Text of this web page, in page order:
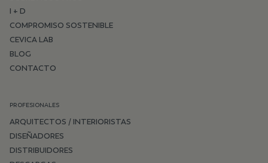
I + D
COMPROMISO SOSTENIBLE
CEVICA LAB
BLOG
CONTACTO
PROFESIONALES
ARQUITECTOS / INTERIORISTAS
DISEÑADORES
DISTRIBUIDORES